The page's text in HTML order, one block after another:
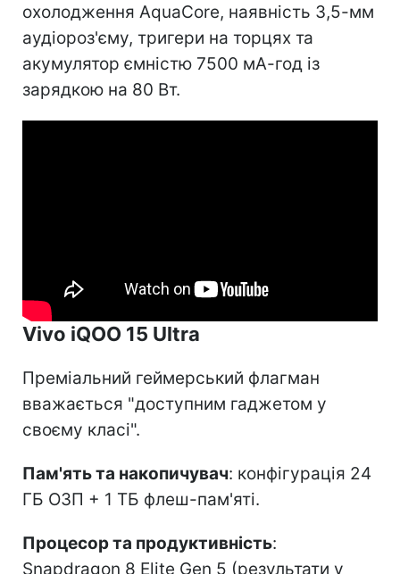
охолодження AquaCore, наявність 3,5-мм
аудіороз'єму, тригери на торцях та
акумулятор ємністю 7500 мА-год із
зарядкою на 80 Вт.
Vivo iQOO 15 Ultra
Преміальний геймерський флагман
вважається "доступним гаджетом у
своєму класі".
Пам'ять та накопичувач: конфігурація 24
ГБ ОЗП + 1 ТБ флеш-пам'яті.
Процесор та продуктивність:
Snapdragon 8 Elite Gen 5 (результати у